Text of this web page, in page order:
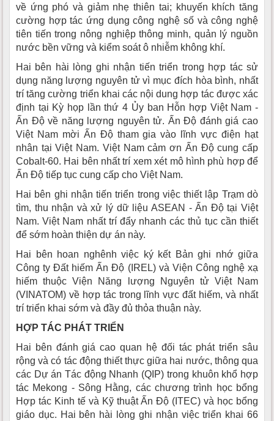
về ứng phó và giảm nhẹ thiên tai; khuyến khích tăng
cường hợp tác ứng dụng công nghệ số và công nghệ
tiên tiến trong nông nghiệp thông minh, quản lý nguồn
nước bền vững và kiểm soát ô nhiễm không khí.
Hai bên hài lòng ghi nhận tiến triển trong hợp tác sử
dụng năng lượng nguyên tử vì mục đích hòa bình, nhất
trí tăng cường triển khai các nội dung hợp tác được xác
định tại Kỳ họp lần thứ 4 Ủy ban Hỗn hợp Việt Nam -
Ấn Độ về năng lượng nguyên tử. Ấn Độ đánh giá cao
Việt Nam mời Ấn Độ tham gia vào lĩnh vực điện hạt
nhân tại Việt Nam. Việt Nam cảm ơn Ấn Độ cung cấp
Cobalt-60. Hai bên nhất trí xem xét mô hình phù hợp để
Ấn Độ tiếp tục cung cấp cho Việt Nam.
Hai bên ghi nhận tiến triển trong việc thiết lập Trạm dò
tìm, thu nhận và xử lý dữ liệu ASEAN - Ấn Độ tại Việt
Nam. Việt Nam nhất trí đẩy nhanh các thủ tục cần thiết
để sớm hoàn thiện dự án này.
Hai bên hoan nghênh việc ký kết Bản ghi nhớ giữa
Công ty Đất hiếm Ấn Độ (IREL) và Viện Công nghệ xạ
hiếm thuộc Viện Năng lượng Nguyên tử Việt Nam
(VINATOM) về hợp tác trong lĩnh vực đất hiếm, và nhất
trí triển khai sớm và đầy đủ thỏa thuận này.
HỢP TÁC PHÁT TRIỂN
Hai bên đánh giá cao quan hệ đối tác phát triển sâu
rộng và có tác động thiết thực giữa hai nước, thông qua
các Dự án Tác động Nhanh (QIP) trong khuôn khổ hợp
tác Mekong - Sông Hằng, các chương trình học bổng
Hợp tác Kinh tế và Kỹ thuật Ấn Độ (ITEC) và học bổng
giáo dục. Hai bên hài lòng ghi nhận việc triển khai 66